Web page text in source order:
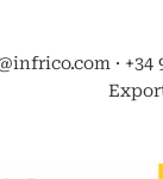
· +34